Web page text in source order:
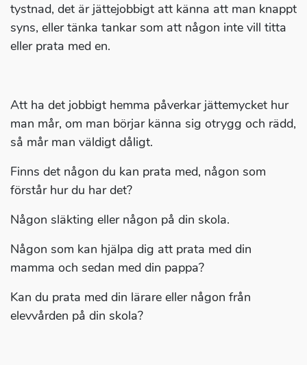
tystnad, det är jättejobbigt att känna att man knappt
syns, eller tänka tankar som att någon inte vill titta
eller prata med en.
Att ha det jobbigt hemma påverkar jättemycket hur
man mår, om man börjar känna sig otrygg och rädd,
så mår man väldigt dåligt.
Finns det någon du kan prata med, någon som
förstår hur du har det?
Någon släkting eller någon på din skola.
Någon som kan hjälpa dig att prata med din
mamma och sedan med din pappa?
Kan du prata med din lärare eller någon från
elevvården på din skola?